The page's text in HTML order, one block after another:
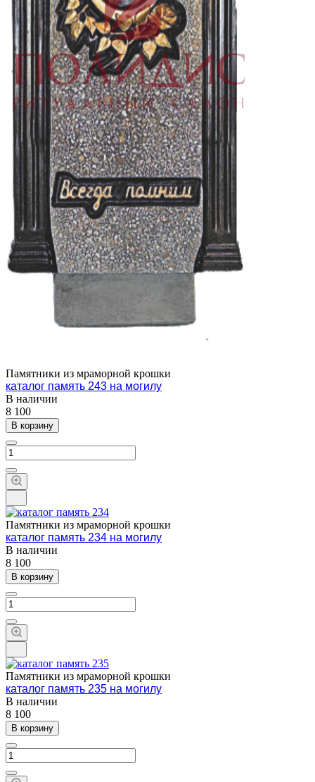
Памятники из мраморной крошки
каталог память 243 на могилу
В наличии
8 100
В корзину
Памятники из мраморной крошки
каталог память 234 на могилу
В наличии
8 100
В корзину
Памятники из мраморной крошки
каталог память 235 на могилу
В наличии
8 100
В корзину